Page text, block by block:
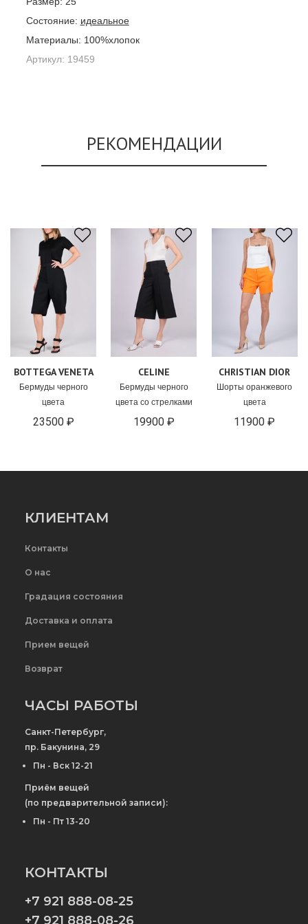
Состояние: идеальное
Материалы: 100%хлопок
Артикул: 19459
РЕКОМЕНДАЦИИ
BOTTEGA VENETA
Бермуды черного
цвета
23500 ₽
CELINE
Бермуды черного
цвета со стрелками
19900 ₽
CHRISTIAN DIOR
Шорты оранжевого
цвета
11900 ₽
КЛИЕНТАМ
Контакты
О нас
Градация состояния
Доставка и оплата
Прием вещей
Возврат
ЧАСЫ РАБОТЫ
Санкт-Петербург,
пр. Бакунина, 29
Пн - Вск 12-21
Приём вещей
(по предварительной записи):
Пн - Пт 13-20
КОНТАКТЫ
+7 921 888-08-25
+7 921 888-08-26